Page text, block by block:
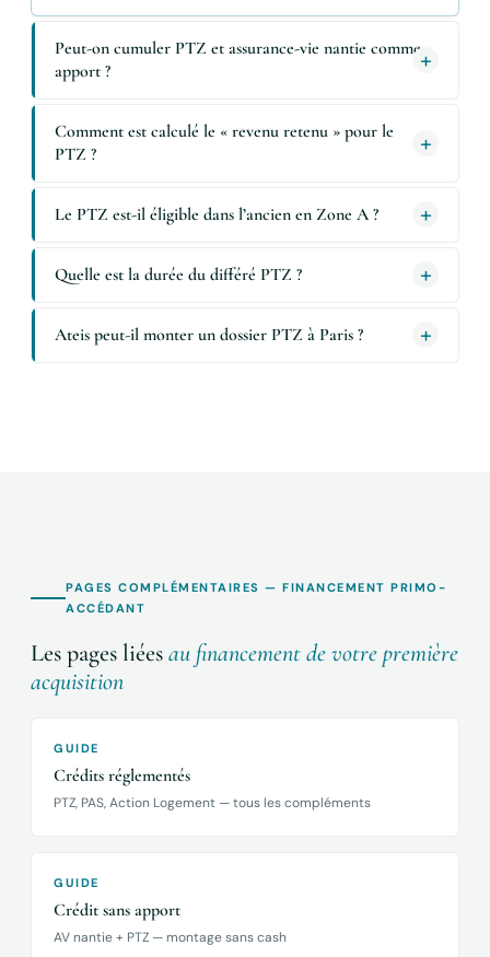
Peut-on cumuler PTZ et assurance-vie nantie comme
apport ?
Comment est calculé le « revenu retenu » pour le
PTZ ?
Le PTZ est-il éligible dans l’ancien en Zone A ?
Quelle est la durée du différé PTZ ?
Ateis peut-il monter un dossier PTZ à Paris ?
PAGES COMPLÉMENTAIRES — FINANCEMENT PRIMO-
ACCÉDANT
Les pages liéesau financement de votre première
acquisition
GUIDE
Crédits réglementés
PTZ, PAS, Action Logement — tous les compléments
GUIDE
Crédit sans apport
AV nantie + PTZ — montage sans cash